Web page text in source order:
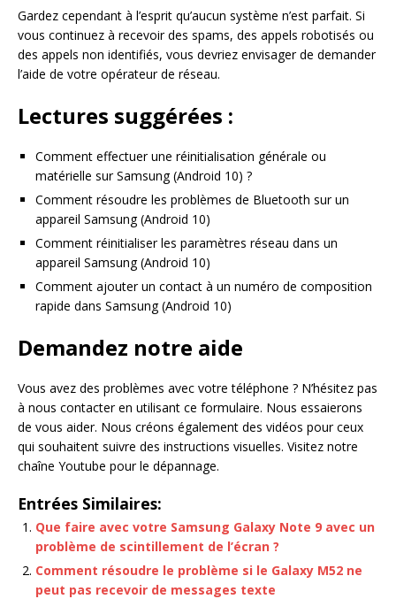
Gardez cependant à l’esprit qu’aucun système n’est parfait. Si
vous continuez à recevoir des spams, des appels robotisés ou
des appels non identifiés, vous devriez envisager de demander
l’aide de votre opérateur de réseau.
Lectures suggérées :
Comment effectuer une réinitialisation générale ou
matérielle sur Samsung (Android 10) ?
Comment résoudre les problèmes de Bluetooth sur un
appareil Samsung (Android 10)
Comment réinitialiser les paramètres réseau dans un
appareil Samsung (Android 10)
Comment ajouter un contact à un numéro de composition
rapide dans Samsung (Android 10)
Demandez notre aide
Vous avez des problèmes avec votre téléphone ? N’hésitez pas
à nous contacter en utilisant ce formulaire. Nous essaierons
de vous aider. Nous créons également des vidéos pour ceux
qui souhaitent suivre des instructions visuelles. Visitez notre
chaîne Youtube pour le dépannage.
Entrées Similaires:
Que faire avec votre Samsung Galaxy Note 9 avec un
problème de scintillement de l’écran ?
Comment résoudre le problème si le Galaxy M52 ne
peut pas recevoir de messages texte